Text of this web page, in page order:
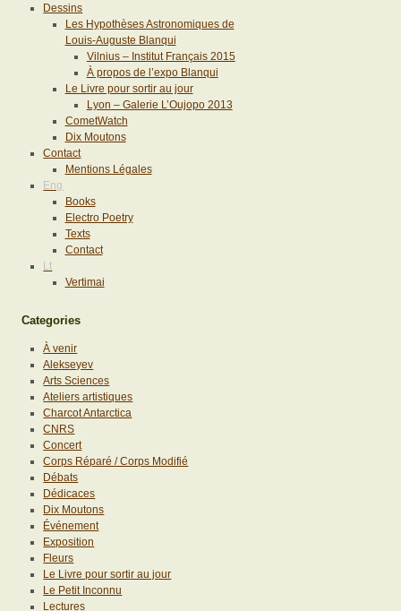
Dessins
Les Hypothèses Astronomiques de
Louis-Auguste Blanqui
Vilnius – Institut Français 2015
À propos de l’expo Blanqui
Le Livre pour sortir au jour
Lyon – Galerie L’Oujopo 2013
CometWatch
Dix Moutons
Contact
Mentions Légales
Eng
Books
Electro Poetry
Texts
Contact
Lt
Vertimai
Categories
À venir
Alekseyev
Arts Sciences
Ateliers artistiques
Charcot Antarctica
CNRS
Concert
Corps Réparé / Corps Modifié
Débats
Dédicaces
Dix Moutons
Événement
Exposition
Fleurs
Le Livre pour sortir au jour
Le Petit Inconnu
Lectures